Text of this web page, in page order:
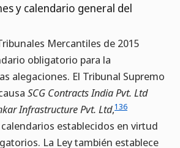
y calendario general del
Mercantiles de 2015
obligatorio para la
alegaciones. El Tribunal Supremo
SCG Contracts India Pvt. Ltd
Infrastructure Pvt. Ltd,136
establecidos en virtud
La Ley también establece